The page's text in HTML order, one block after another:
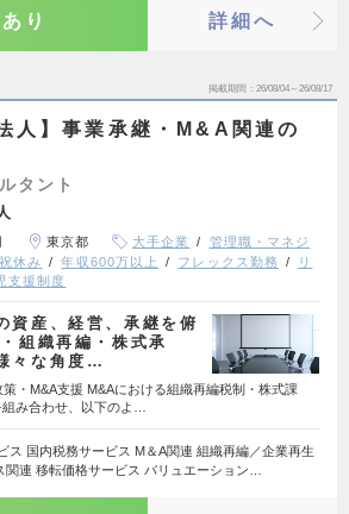
り 詳細へ
掲載期間 26/08/04～26/08/17
人】事業承継・M&A関連の
タント
東京都 大手企業
管理職・マネジ
休み 年収600万以上 フレックス勤務
リ
支援制度
資産、経営、承継を俯
組織再編・株式承
々な角度…
・M&A支援 M&Aにおける組織再編税制・株式課
み合わせ、以下のよ…
ス 国内税務サービス M＆A関連 組織再編／企業再生
連 移転価格サービス バリュエーション…